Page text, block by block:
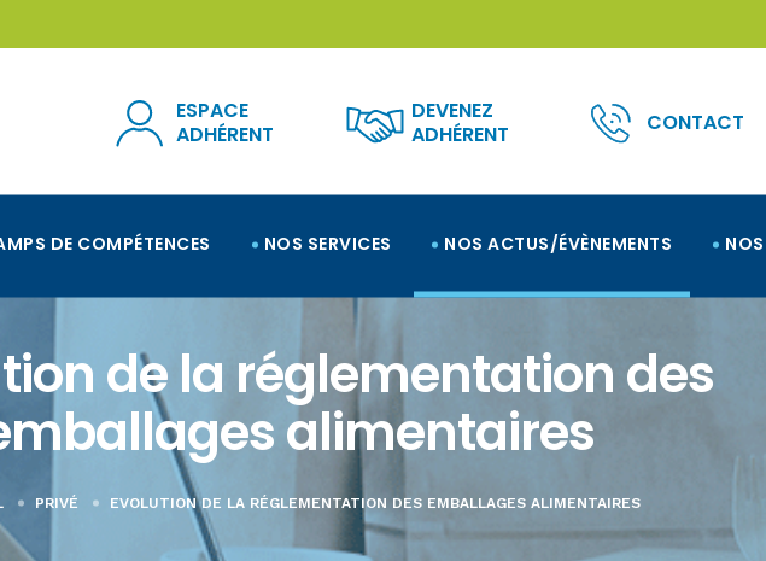
ESPACE
ADHÉRENT
DEVENEZ
ADHÉRENT
CONTACT
DE COMPÉTENCES NOS SERVICES NOS ACTUS/ÉVÈNEMENTS
de la réglementation des
alimentaires
PRIVÉ EVOLUTION DE LA RÉGLEMENTATION DES EMBALLAGES ALIMENTAIRES